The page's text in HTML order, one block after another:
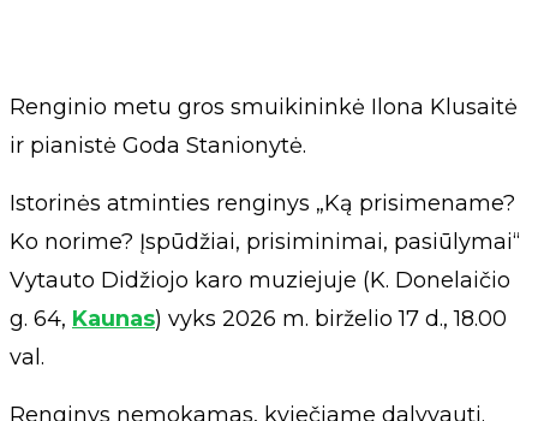
Renginio metu gros smuikininkė Ilona Klusaitė
ir pianistė Goda Stanionytė.
Istorinės atminties renginys „Ką prisimename?
Ko norime? Įspūdžiai, prisiminimai, pasiūlymai“
Vytauto Didžiojo karo muziejuje (K. Donelaičio
g. 64, Kaunas) vyks 2026 m. birželio 17 d., 18.00
val.
Renginys nemokamas, kviečiame dalyvauti.